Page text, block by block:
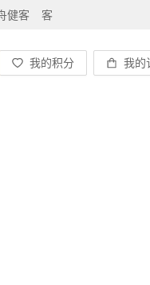
健客 客
购物车0
我的积分 我的